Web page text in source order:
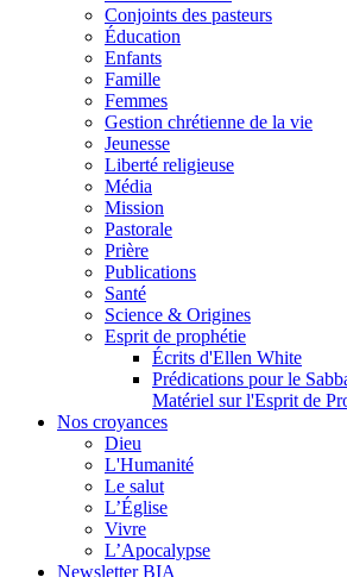
Conjoints des pasteurs
Éducation
Enfants
Famille
Femmes
Gestion chrétienne de la vie
Jeunesse
Liberté religieuse
Média
Mission
Pastorale
Prière
Publications
Santé
Science & Origines
Esprit de prophétie
Écrits d'Ellen White
Prédications pour le
Matériel sur l'Esprit de
Nos croyances
Dieu
L'Humanité
Le salut
L’Église
Vivre
L’Apocalypse
Newsletter BIA